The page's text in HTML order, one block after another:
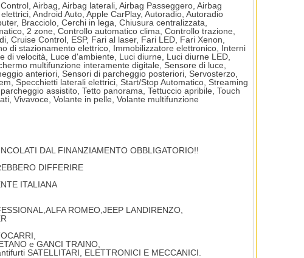
Airbag, Airbag laterali, Airbag Passeggero, Airbag
Android Auto, Apple CarPlay, Autoradio, Autoradio
Bracciolo, Cerchi in lega, Chiusura centralizzata,
2 zone, Controllo automatico clima, Controllo trazione,
Cruise Control, ESP, Fari al laser, Fari LED, Fari Xenon,
di stazionamento elettrico, Immobilizzatore elettronico, Interni
di velocità, Luce d'ambiente, Luci diurne, Luci diurne LED,
multifunzione interamente digitale, Sensore di luce,
anteriori, Sensori di parcheggio posteriori, Servosterzo,
Specchietti laterali elettrici, Start/Stop Automatico, Streaming
assistito, Tetto panorama, Tettuccio apribile, Touch
Vivavoce, Volante in pelle, Volante multifunzione
DAL FINANZIAMENTO OBBLIGATORIO!!
DIFFERIRE
ITALIANA
ROMEO,JEEP LANDIRENZO,
e GANCI TRAINO,
SATELLITARI, ELETTRONICI E MECCANICI.